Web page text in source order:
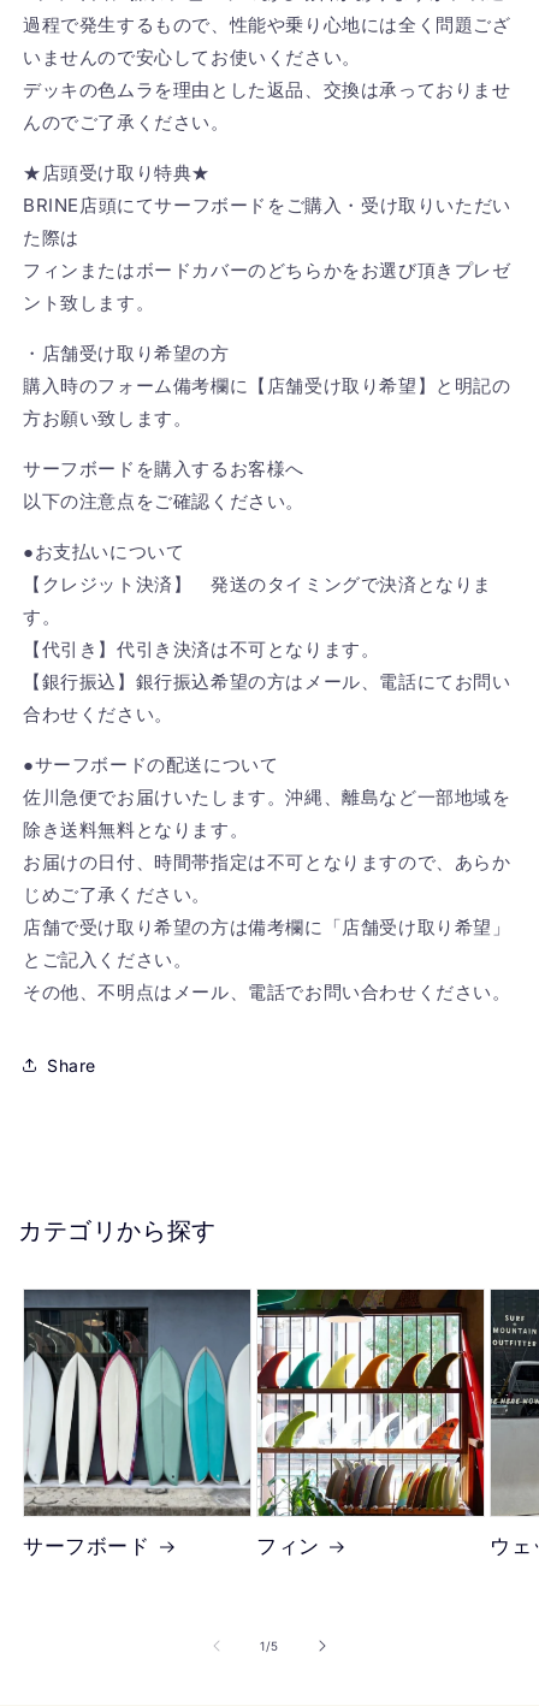
過程で発生するもので、性能や乗り心地には全く問題ござ
いませんので安心してお使いください。
デッキの色ムラを理由とした返品、交換は承っておりませ
んのでご了承ください。
★店頭受け取り特典★
BRINE店頭にてサーフボードをご購入・受け取りいただい
た際は
フィンまたはボードカバーのどちらかをお選び頂きプレゼ
ント致します。
・店舗受け取り希望の方
購入時のフォーム備考欄に【店舗受け取り希望】と明記の
方お願い致します。
サーフボードを購入するお客様へ
以下の注意点をご確認ください。
●お支払いについて
【クレジット決済】 発送のタイミングで決済となりま
す。
【代引き】代引き決済は不可となります。
【銀行振込】銀行振込希望の方はメール、電話にてお問い
合わせください。
●サーフボードの配送について
佐川急便でお届けいたします。沖縄、離島など一部地域を
除き送料無料となります。
お届けの日付、時間帯指定は不可となりますので、あらか
じめご了承ください。
店舗で受け取り希望の方は備考欄に「店舗受け取り希望」
とご記入ください。
その他、不明点はメール、電話でお問い合わせください。
Share
カテゴリから探す
サーフボード フィン ウェ
1/の
5